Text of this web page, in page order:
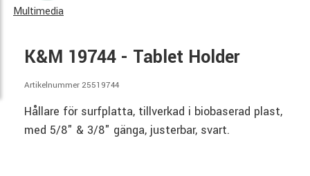
Multimedia
K&M 19744 - Tablet Holder
Artikelnummer 25519744
Hållare för surfplatta, tillverkad i biobaserad plast,
med 5/8" & 3/8" gänga, justerbar, svart.